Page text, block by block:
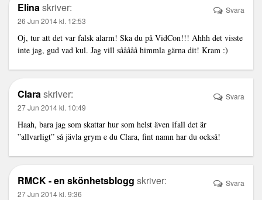
Elinaskriver:
26 Jun 2014 kl. 12:53
Oj, tur att det var falsk alarm! Ska du på VidCon!!! Ahhh det visste
inte jag, gud vad kul. Jag vill sååååå himmla gärna dit! Kram :)
Svara
Claraskriver:
27 Jun 2014 kl. 10:49
Haah, bara jag som skattar hur som helst även ifall det är
”allvarligt” så jävla grym e du Clara, fint namn har du också!
Svara
RMCK - en skönhetsblogg skriver:
27 Jun 2014 kl. 9:36
Svara